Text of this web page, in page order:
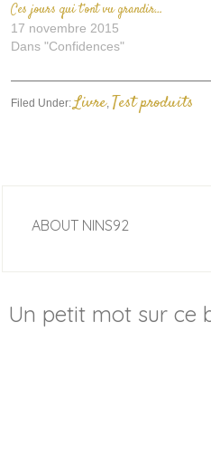
Ces jours qui t’ont vu grandir…
17 novembre 2015
Dans "Confidences"
Filed Under: Livre, Test produits
ABOUT NINS92
Un petit mot sur ce